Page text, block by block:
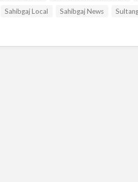
Sahibgaj Local Sahibgaj News